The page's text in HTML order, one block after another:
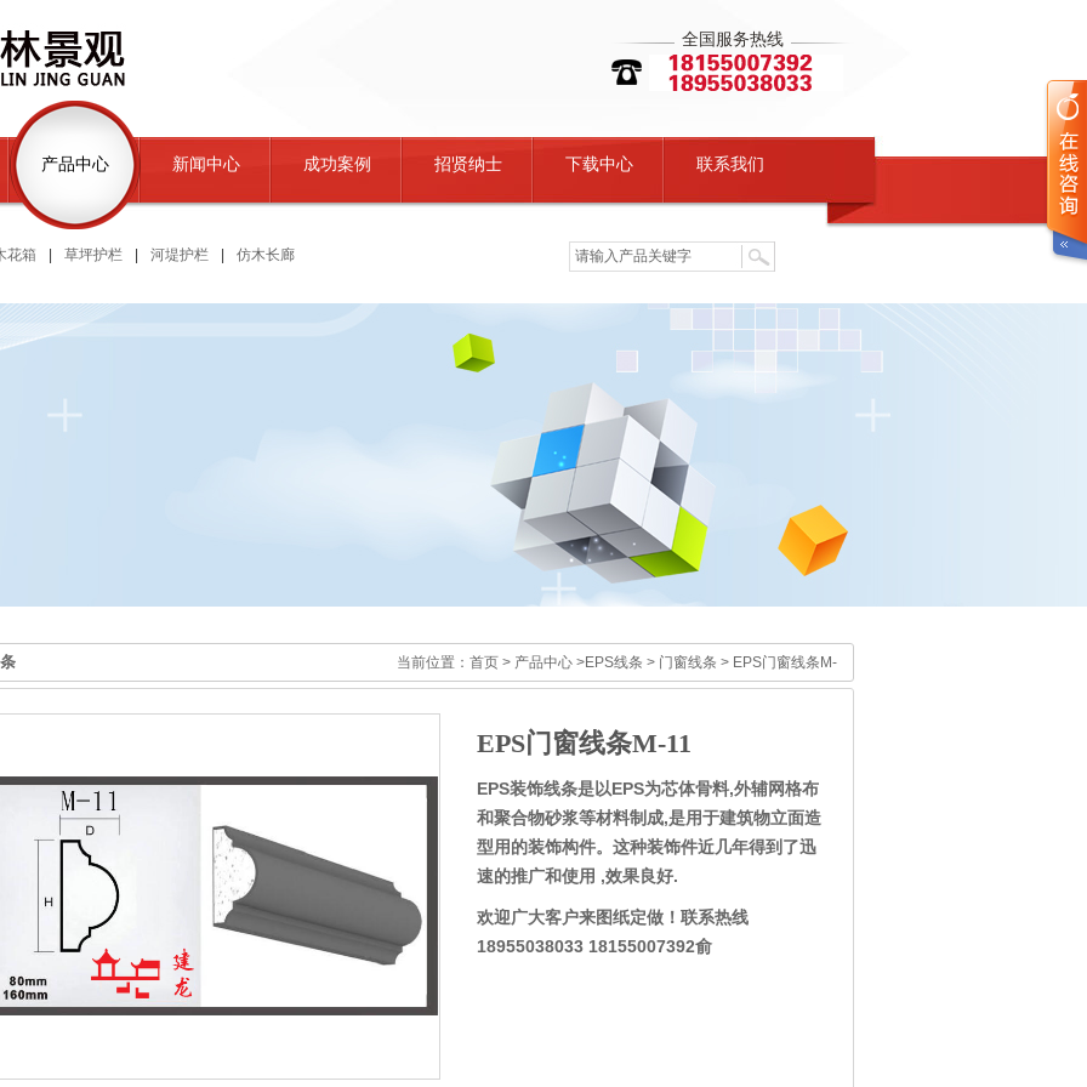
全国服务热线
产品中心 新闻中心 成功案例 招贤纳士 下载中心 联系我们
花箱 草坪护栏 河堤护栏 仿木长廊
当前位置： 首页 > 产品中心 >EPS线条 > 门窗线条 > EPS门窗线条M-
EPS门窗线条M-11
EPS装饰线条是以EPS为芯体骨料,外辅网格布
和聚合物砂浆等材料制成,是用于建筑物立面造
型用的装饰构件。这种装饰件近几年得到了迅
速的推广和使用 ,效果良好.
欢迎广大客户来图纸定做！联系热线
18955038033 18155007392俞